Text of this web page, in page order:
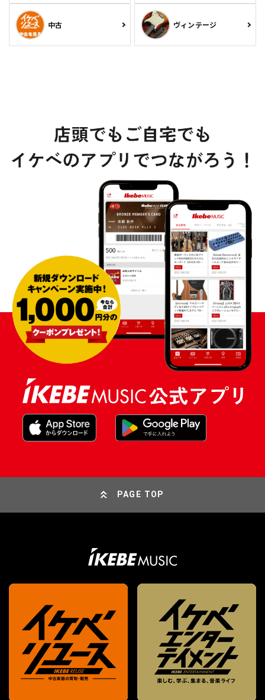
中古 ヴィンテージ
PAGE TOP